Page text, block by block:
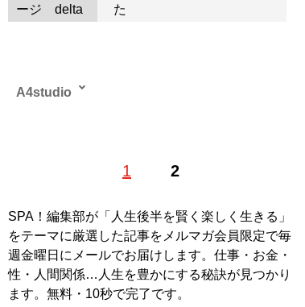
ージ
た
1 2
A4studio
SPA！編集部が「人生後半を賢く楽しく生きる」
をテーマに厳選した記事をメルマガ会員限定で毎
週金曜日にメールでお届けします。仕事・お金・
性・人間関係…人生を豊かにする秘訣が見つかり
ます。無料・10秒で完了です。